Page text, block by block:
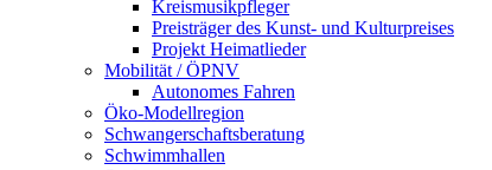
Kreismusikpfleger
Preisträger des Kunst- und Kulturpreises
Projekt Heimatlieder
Mobilität / ÖPNV
Autonomes Fahren
Öko-Modellregion
Schwangerschaftsberatung
Schwimmhallen